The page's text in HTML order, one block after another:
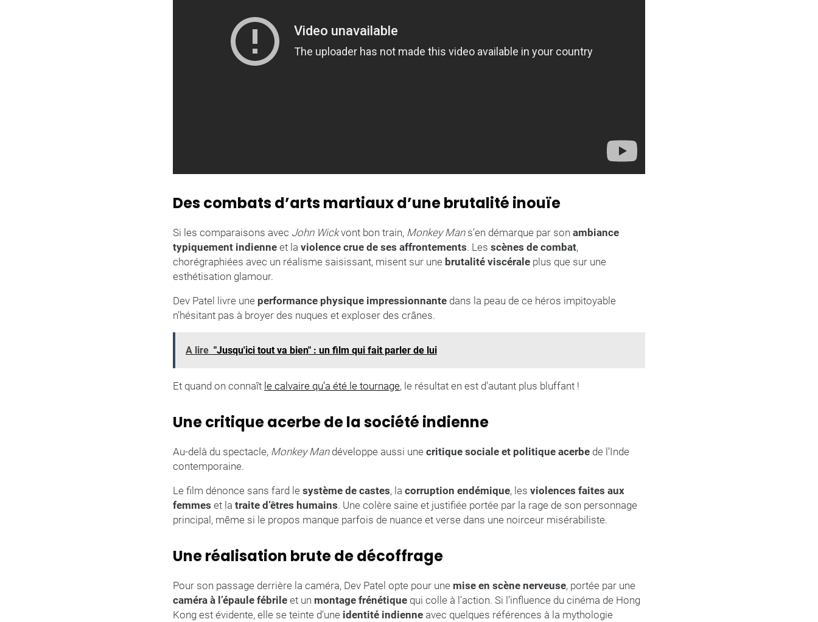
Des combats d’arts martiaux d’une brutalité inouïe
Si les comparaisons avec John Wickvont bon train, Monkey Mans’en démarque par son ambiance
typiquement indienne et la violence crue de ses affrontements. Les scènes de combat,
chorégraphiées avec un réalisme saisissant, misent sur une brutalité viscérale plus que sur une
esthétisation glamour.
Dev Patel livre une performance physique impressionnante dans la peau de ce héros impitoyable
n’hésitant pas à broyer des nuques et exploser des crânes.
A lire "Jusqu'ici tout va bien" : un film qui fait parler de lui
Et quand on connaît le calvaire qu’a été le tournage, le résultat en est d’autant plus bluffant !
Une critique acerbe de la société indienne
Au-delà du spectacle, Monkey Mandéveloppe aussi une critique sociale et politique acerbe de l’Inde
contemporaine.
Le film dénonce sans fard le système de castes, la corruption endémique, les violences faites aux
femmes et la traite d’êtres humains. Une colère saine et justifiée portée par la rage de son personnage
principal, même si le propos manque parfois de nuance et verse dans une noirceur misérabiliste.
Une réalisation brute de décoffrage
Pour son passage derrière la caméra, Dev Patel opte pour une mise en scène nerveuse, portée par une
caméra à l’épaule fébrile et un montage frénétique qui colle à l’action. Si l’influence du cinéma de Hong
Kong est évidente, elle se teinte d’une identité indienne avec quelques références à la mythologie